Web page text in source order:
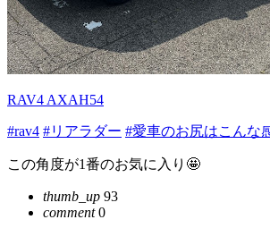
RAV4 AXAH54
#rav4 #リアラダー #愛車のお尻はこんな
この角度が1番のお気に入り🤩
thumb_up 93
comment0